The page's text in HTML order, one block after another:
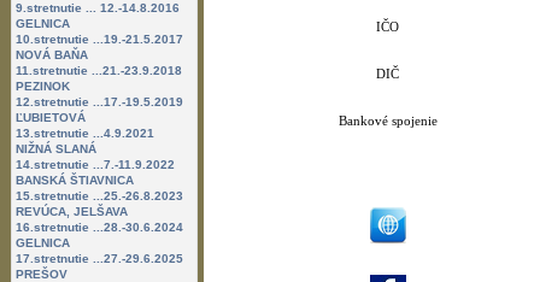
9.stretnutie ... 12.-14.8.2016
GELNICA
10.stretnutie ...19.-21.5.2017
NOVÁ BAŇA
11.stretnutie ...21.-23.9.2018
PEZINOK
12.stretnutie ...17.-19.5.2019
ĽUBIETOVÁ
13.stretnutie ...4.9.2021
NIŽNÁ SLANÁ
14.stretnutie ...7.-11.9.2022
BANSKÁ ŠTIAVNICA
15.stretnutie ...25.-26.8.2023
REVÚCA, JELŠAVA
16.stretnutie ...28.-30.6.2024
GELNICA
17.stretnutie ...27.-29.6.2025
PREŠOV
IČO
DIČ
Bankové spojenie